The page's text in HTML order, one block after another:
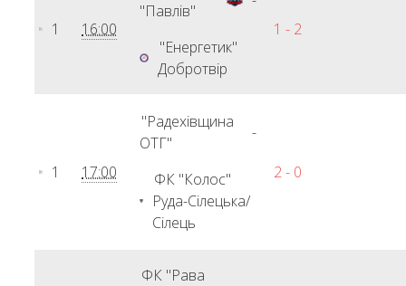
1 16:00
"Павлів"
"Енергетик"
Добротвір
1 - 2
1 17:00
"Радехівщина
ОТГ"
-
ФК "Колос"
Руда-Сілецька/
Сілець
2 - 0
ФК "Рава